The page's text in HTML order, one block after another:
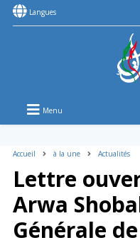
Langues
Menu
Accueil à la une Actualités
Lettre
Arwa
Générale